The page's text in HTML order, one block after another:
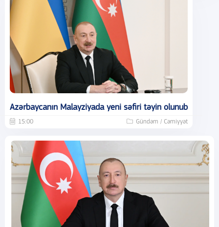
Azərbaycanın Malayziyada yeni səfiri təyin olunub
15:00 Gündəm / Cəmiyyət